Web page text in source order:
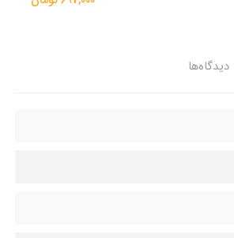
دیدگاه‌ها